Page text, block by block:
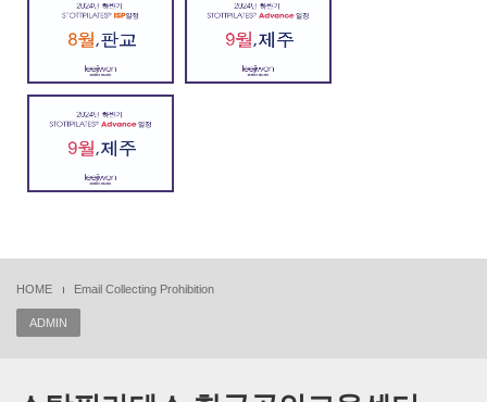
HOME Email Collecting Prohibition
ADMIN